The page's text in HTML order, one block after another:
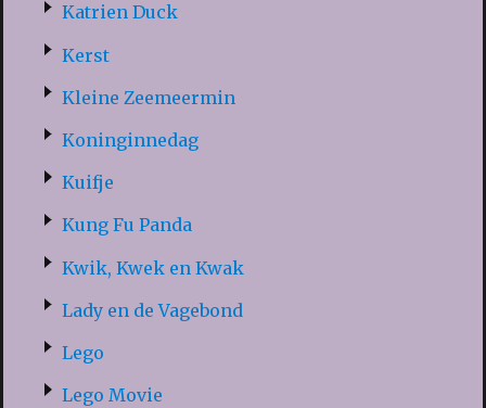
Katrien Duck
Kerst
Kleine Zeemeermin
Koninginnedag
Kuifje
Kung Fu Panda
Kwik, Kwek en Kwak
Lady en de Vagebond
Lego
Lego Movie